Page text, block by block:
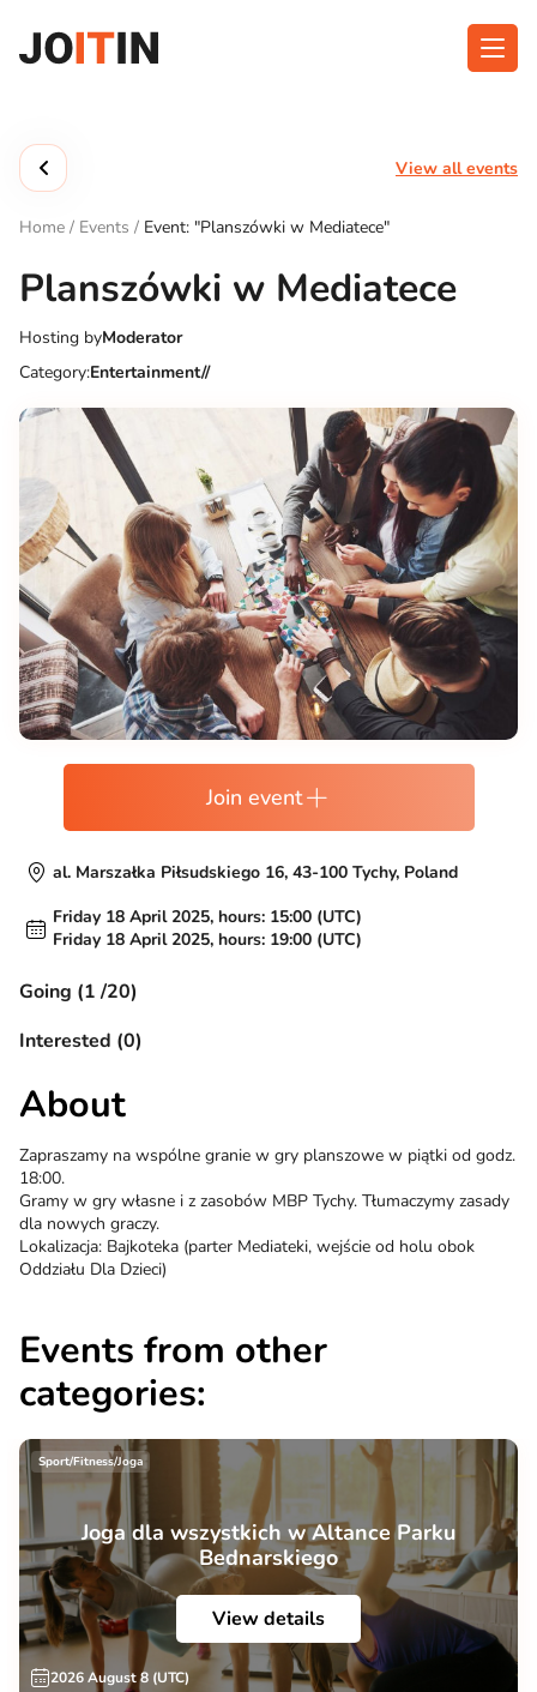
content
Get the App:
View all events
Home / Events / Event: "Planszówki w Mediatece"
Planszówki w Mediatece
Hosting byModerator
Category:Entertainment//
Join event
al. Marszałka Piłsudskiego 16, 43-100 Tychy, Poland
Friday 18 April 2025, hours: 15:00 (UTC)
Friday 18 April 2025, hours: 19:00 (UTC)
Going (1 /20)
Interested (0)
About
Zapraszamy na wspólne granie w gry planszowe w piątki od godz.
18:00.
Gramy w gry własne i z zasobów MBP Tychy. Tłumaczymy zasady
dla nowych graczy.
Lokalizacja: Bajkoteka (parter Mediateki, wejście od holu obok
Oddziału Dla Dzieci)
Events from other
categories:
Sport/Fitness/Joga
Joga dla wszystkich w Altance Parku
Bednarskiego
View details
2026 August 8 (UTC)